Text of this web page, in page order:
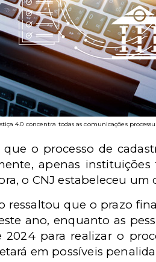
4.0 concentra todas as comunicações
o processo de
apenas
o CNJ estabeleceu
ressaltou que o prazo
ano, enquanto as
2024 para realizar o
em possíveis